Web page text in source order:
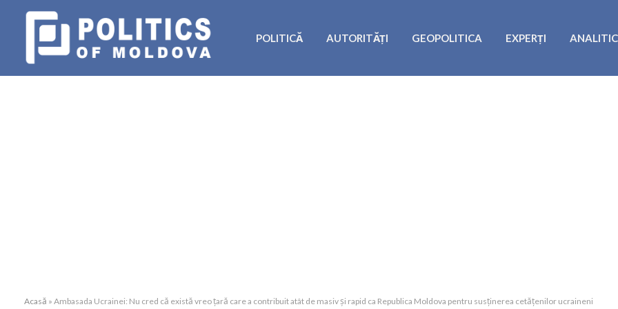
POLITICĂ AUTORITĂȚI GEOPOLITICA EXPERȚI
Acasă » Ambasada Ucrainei: Nu cred că există vreo țară care a contribuit atât de masiv și rapid ca Republica Moldova pentru susținerea cetățenilor ucraineni